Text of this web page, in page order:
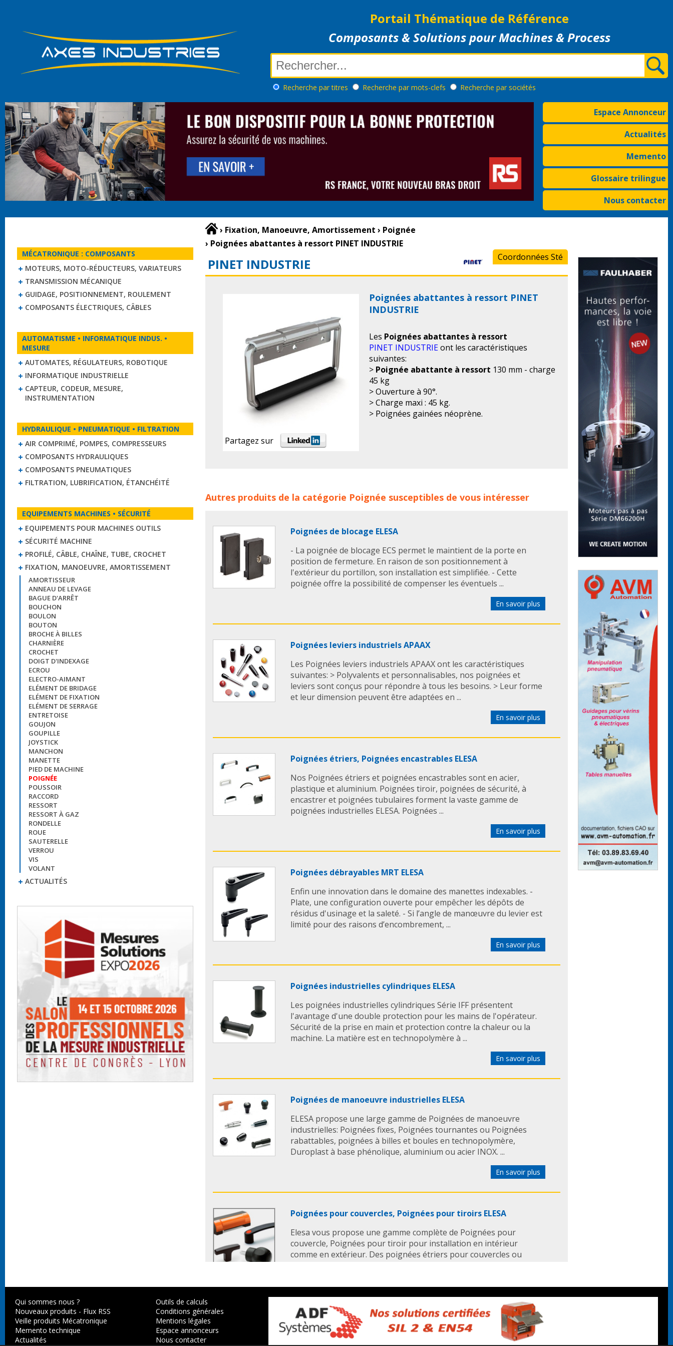
Portail Thématique de Référence
Composants & Solutions pour Machines & Process
Recherche par titres Recherche par mots-clefs Recherche par sociétés
Espace Annonceur
Actualités
Memento
Glossaire trilingue
Nous contacter
MÉCATRONIQUE : COMPOSANTS
MOTEURS, MOTO-RÉDUCTEURS, VARIATEURS
TRANSMISSION MÉCANIQUE
GUIDAGE, POSITIONNEMENT, ROULEMENT
COMPOSANTS ÉLECTRIQUES, CÂBLES
AUTOMATISME • INFORMATIQUE INDUS. •
MESURE
AUTOMATES, RÉGULATEURS, ROBOTIQUE
INFORMATIQUE INDUSTRIELLE
CAPTEUR, CODEUR, MESURE,
INSTRUMENTATION
HYDRAULIQUE • PNEUMATIQUE • FILTRATION
AIR COMPRIMÉ, POMPES, COMPRESSEURS
COMPOSANTS HYDRAULIQUES
COMPOSANTS PNEUMATIQUES
FILTRATION, LUBRIFICATION, ÉTANCHÉITÉ
EQUIPEMENTS MACHINES • SÉCURITÉ
EQUIPEMENTS POUR MACHINES OUTILS
SÉCURITÉ MACHINE
PROFILÉ, CÂBLE, CHAÎNE, TUBE, CROCHET
FIXATION, MANOEUVRE, AMORTISSEMENT
AMORTISSEUR
ANNEAU DE LEVAGE
BAGUE D'ARRÊT
BOUCHON
BOULON
BOUTON
BROCHE À BILLES
CHARNIÈRE
CROCHET
DOIGT D'INDEXAGE
ECROU
ELECTRO-AIMANT
ELÉMENT DE BRIDAGE
ELÉMENT DE FIXATION
ELÉMENT DE SERRAGE
ENTRETOISE
GOUJON
GOUPILLE
JOYSTICK
MANCHON
MANETTE
PIED DE MACHINE
POIGNÉE
POUSSOIR
RACCORD
RESSORT
RESSORT À GAZ
RONDELLE
ROUE
SAUTERELLE
VERROU
VIS
VOLANT
ACTUALITÉS
› Fixation, Manoeuvre, Amortissement › Poignée
› Poignées abattantes à ressort PINET INDUSTRIE
PINET INDUSTRIE Coordonnées Sté
Partagez sur
Poignées abattantes à ressort PINET
INDUSTRIE
Les Poignées abattantes à ressort
PINET INDUSTRIEont les caractéristiques
suivantes:
> Poignée abattante à ressort 130 mm - charge
45 kg
> Ouverture à 90°.
> Charge maxi : 45 kg.
> Poignées gainées néoprène.
industriepoignee poignees
Autres produits de la catégorie Poignée susceptibles de vous intéresser
Poignées de blocage ELESA
- La poignée de blocage ECS permet le maintient de la porte en
position de fermeture. En raison de son positionnement à
l'extérieur du portillon, son installation est simplifiée. - Cette
poignée offre la possibilité de compenser les éventuels ...
En savoir plus
Poignées leviers industriels APAAX
Les Poignées leviers industriels APAAX ont les caractéristiques
suivantes: > Polyvalents et personnalisables, nos poignées et
leviers sont conçus pour répondre à tous les besoins. > Leur forme
et leur dimension peuvent être adaptées en ...
En savoir plus
Poignées étriers, Poignées encastrables ELESA
Nos Poignées étriers et poignées encastrables sont en acier,
plastique et aluminium. Poignées tiroir, poignées de sécurité, à
encastrer et poignées tubulaires forment la vaste gamme de
poignées industrielles ELESA. Poignées ...
En savoir plus
Poignées débrayables MRT ELESA
Enfin une innovation dans le domaine des manettes indexables. -
Plate, une configuration ouverte pour empêcher les dépôts de
résidus d'usinage et la saleté. - Si l’angle de manœuvre du levier est
limité pour des raisons d’encombrement, ...
En savoir plus
Poignées industrielles cylindriques ELESA
Les poignées industrielles cylindriques Série IFF présentent
l'avantage d'une double protection pour les mains de l'opérateur.
Sécurité de la prise en main et protection contre la chaleur ou la
machine. La matière est en technopolymère à ...
En savoir plus
Poignées de manoeuvre industrielles ELESA
ELESA propose une large gamme de Poignées de manoeuvre
industrielles: Poignées fixes, Poignées tournantes ou Poignées
rabattables, poignées à billes et boules en technopolymère,
Duroplast à base phénolique, aluminium ou acier INOX. ...
En savoir plus
Poignées pour couvercles, Poignées pour tiroirs ELESA
Elesa vous propose une gamme complète de Poignées pour
couvercle, Poignées pour tiroir pour installation en intérieur
comme en extérieur. Des poignées étriers pour couvercles ou
En savoir plus
Poignées souples à emmancher pour tubes APAAX
Qui sommes nous ?
Nouveaux produits - Flux RSS
Veille produits Mécatronique
Memento technique
Actualités
Outils de calculs
Conditions générales
Mentions légales
Espace annonceurs
Nous contacter